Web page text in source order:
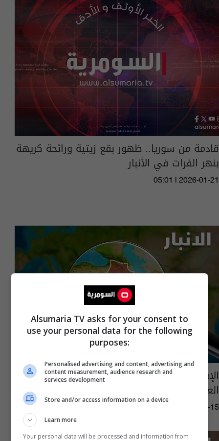
قادمة من سوريا.. ظهور بقع زيتية ورائحة كريهة
بنهر الفرات في الأنبار
05:01 | 2026-01-21
الإطاحة بشقيق الإرهابي "شاكر وهيب" غربي
العراق
09:24 | 2022-04-15
Alsumaria TV asks for your consent to
use your personal data for the following
purposes:
Personalised advertising and content, advertising and
content measurement, audience research and
services development
Store and/or access information on a device
Learn more
Your personal data will be processed and information from